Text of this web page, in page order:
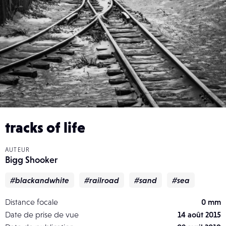
tracks of life
AUTEUR
Bigg Shooker
#blackandwhite #railroad #sand #sea
Distance focale
0 mm
Date de prise de vue
14 août 2015